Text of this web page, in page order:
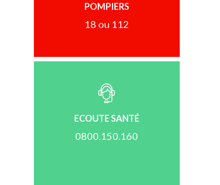
POMPIERS
18 ou 112
ECOUTE SANTÉ
0800.150.160